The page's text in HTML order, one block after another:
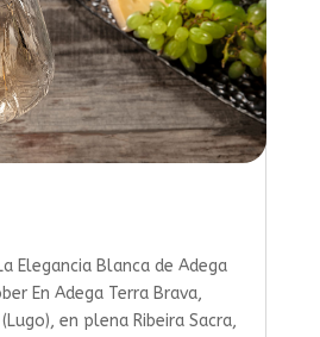
Elegancia Blanca de Adega
En Adega Terra Brava,
en plena Ribeira Sacra,